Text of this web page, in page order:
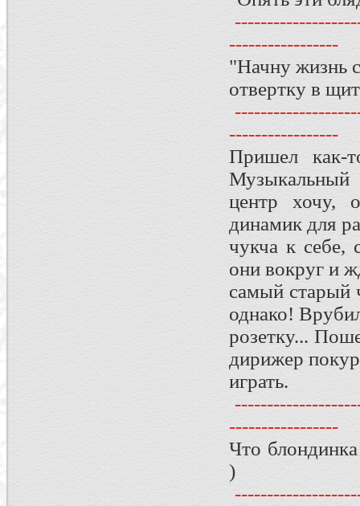
-----------------
"Начну жизнь
отвертку в
-----------------
Пришел как-
Музыкальный
центр хочу,
динамик для
чукча к себе,
они вокруг и
самый старый
однако!
розетку...
дирижер
играть.
-----------------
Что
)